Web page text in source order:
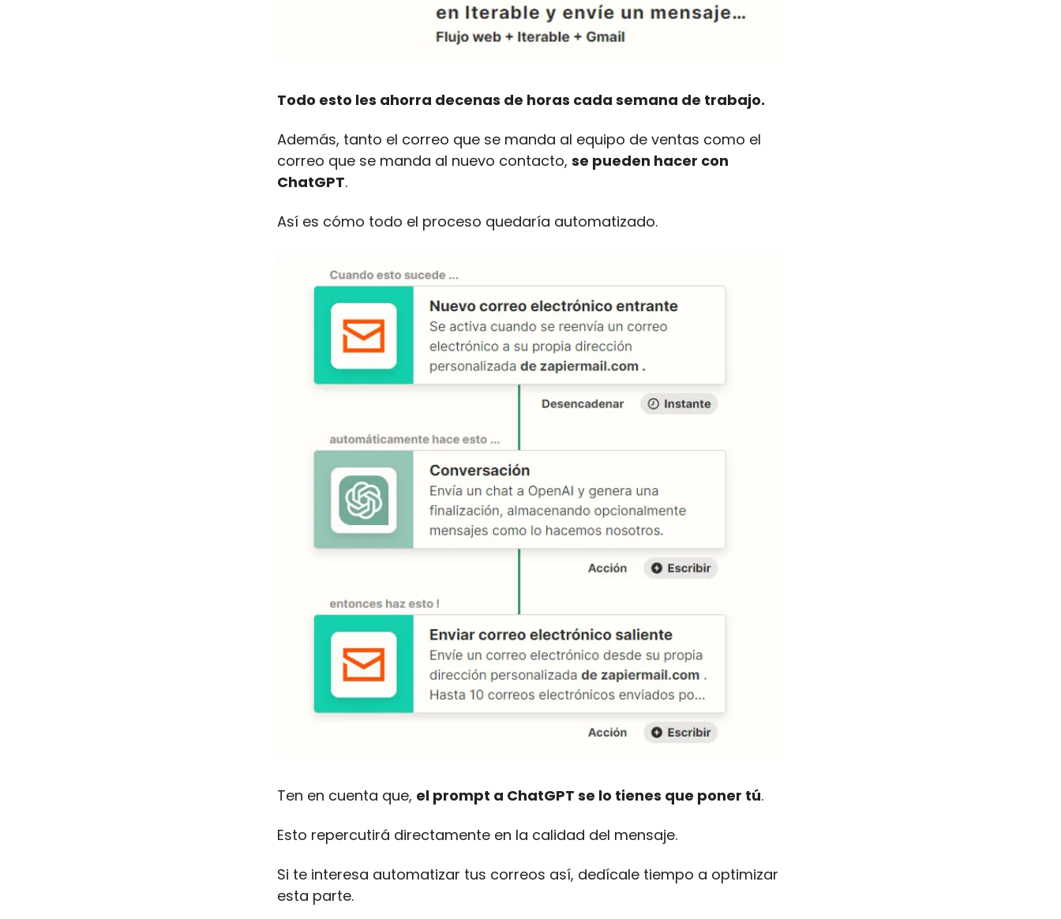
Todo esto les ahorra decenas de horas cada semana de trabajo.
Además, tanto el correo que se manda al equipo de ventas como el
correo que se manda al nuevo contacto, se pueden hacer con
ChatGPT.
Así es cómo todo el proceso quedaría automatizado.
Ten en cuenta que, el prompt a ChatGPT se lo tienes que poner tú.
Esto repercutirá directamente en la calidad del mensaje.
Si te interesa automatizar tus correos así, dedícale tiempo a optimizar
esta parte.